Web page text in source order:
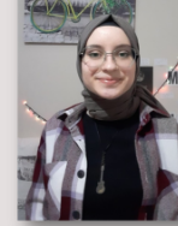
Dernek yönetimlerinde
Sokak hayvanlarını ve
severim. Elimden
bakmaya çalışırım. İlkses
gazetesinde üç...